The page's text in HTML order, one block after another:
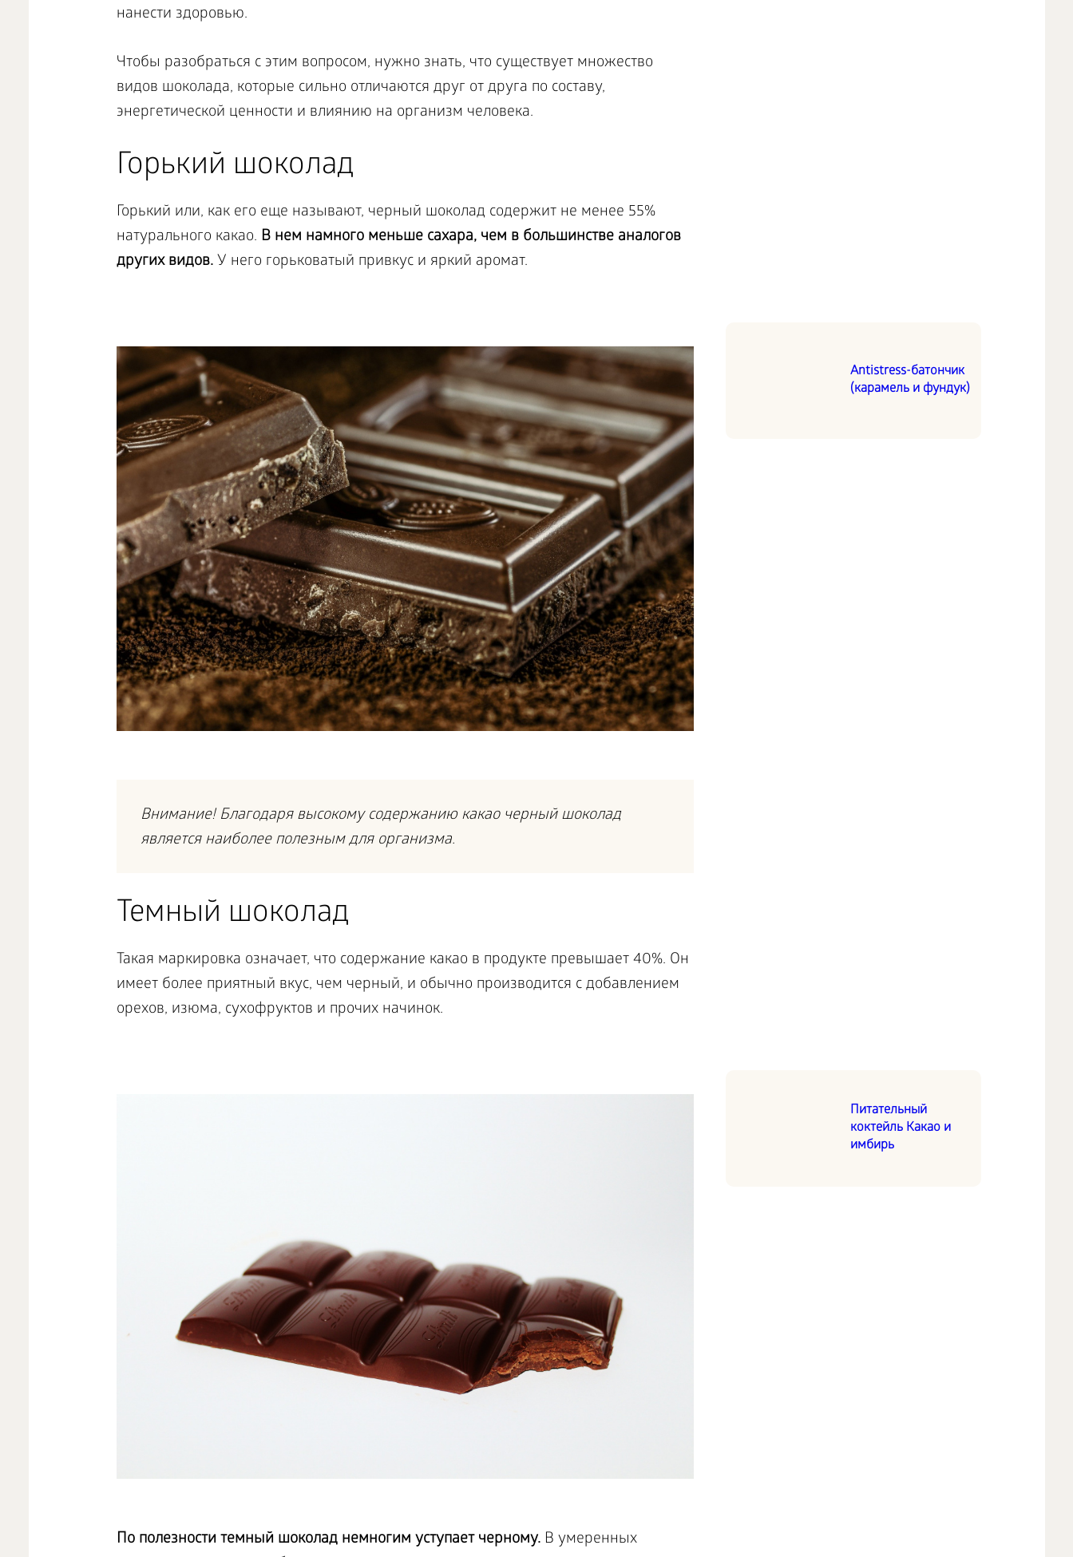
нанести здоровью.
Чтобы разобраться с этим вопросом, нужно знать, что существует множество
видов шоколада, которые сильно отличаются друг от друга по составу,
энергетической ценности и влиянию на организм человека.
Горький шоколад
Горький или, как его еще называют, черный шоколад содержит не менее 55%
натурального какао. В нем намного меньше сахара, чем в большинстве аналогов
других видов.У него горьковатый привкус и яркий аромат.
Antistress-батончик
(карамель и фундук)
Внимание! Благодаря высокому содержанию какао черный шоколад
является наиболее полезным для организма.
Темный шоколад
Такая маркировка означает, что содержание какао в продукте превышает 40%. Он
имеет более приятный вкус, чем черный, и обычно производится с добавлением
орехов, изюма, сухофруктов и прочих начинок.
Питательный
коктейль Какао и
имбирь
По полезности темный шоколад немногим уступает черному.В умеренных